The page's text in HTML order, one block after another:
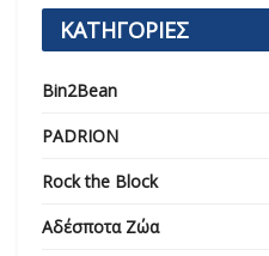
ΚΑΤΗΓΟΡΙΕΣ
Bin2Bean
PADRION
Rock the Block
Αδέσποτα Ζώα